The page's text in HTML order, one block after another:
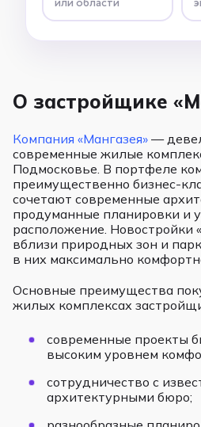
О застройщике
Компания «Мангазея» —
современные жилые
Подмосковье. В портфеле
преимущественно бизнес-
сочетают современные
продуманные планировки и
расположение. Новостройки
вблизи природных зон и
в них максимально
Основные преимущества
жилых комплексах
современные проекты
высоким уровнем
сотрудничество с
архитектурными бюро;